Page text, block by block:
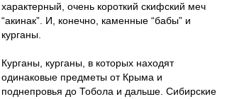
характерный, очень короткий скифский меч
“акинак”. И, конечно, каменные “бабы” и
курганы.
Курганы, курганы, в которых находят
одинаковые предметы от Крыма и
поднепровья до Тобола и дальше. Сибирские